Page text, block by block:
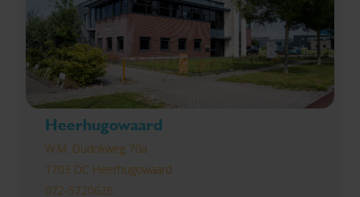
Heerhugowaard
W.M. Dudokweg 70a
1703 DC Heerhugowaard
072-5720626